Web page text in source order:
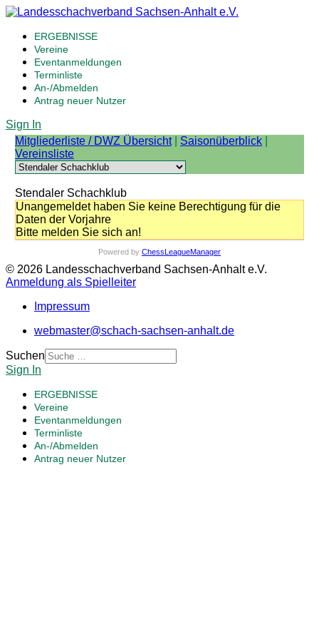
ERGEBNISSE
Vereine
Eventanmeldungen
Terminliste
An-/Abmelden
Antrag neuer Nutzer
Sign In
Mitgliederliste / DWZ Übersicht| Saisonüberblick|
Vereinsliste
Stendaler Schachklub
Unangemeldet haben Sie keine Berechtigung für die
Daten der Vorjahre
Bitte melden Sie sich an!
Powered by ChessLeagueManager
© 2026 Landesschachverband Sachsen-Anhalt e.V.
Anmeldung als Spielleiter
Impressum
webmaster@schach-sachsen-anhalt.de
Suchen
Sign In
ERGEBNISSE
Vereine
Eventanmeldungen
Terminliste
An-/Abmelden
Antrag neuer Nutzer